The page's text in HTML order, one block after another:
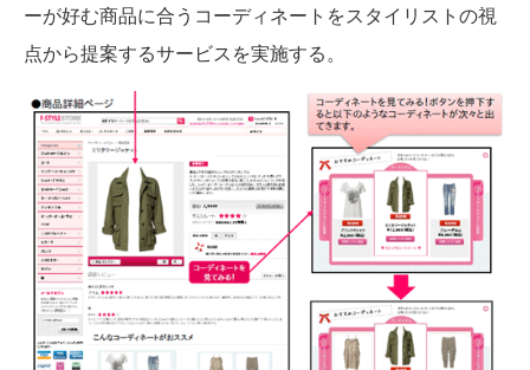
ーが好む商品に合うコーディネートをスタイリストの視
点から提案するサービスを実施する。